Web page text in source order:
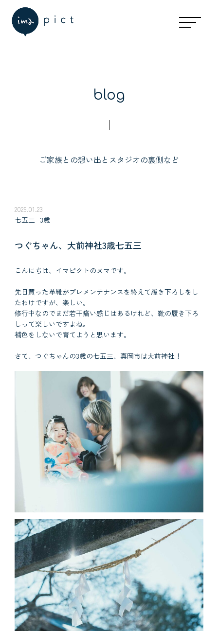
blog
ご家族との想い出とスタジオの裏側など
2025.01.23
七五三 3歳
つぐちゃん、大前神社3歳七五三
こんにちは、イマピクトのヌマです。
先日買った革靴がプレメンテナンスを終えて履き下ろしをし
たわけですが、楽しい。
修行中なのでまだ若干痛い感じはあるけれど、靴の履き下ろ
しって楽しいですよね。
補色をしないで育てようと思います。
さて、つぐちゃんの3歳の七五三、真岡市は大前神社！